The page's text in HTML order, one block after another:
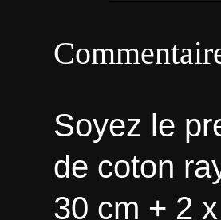
Soyez le
de coton
30 cm + 2